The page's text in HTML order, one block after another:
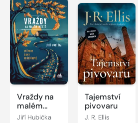
Vraždy na
malém
městě -
Jiří Hubička
Tajemství
pivovaru
J. R. Ellis